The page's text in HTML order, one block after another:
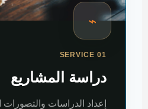
⌁
SERVICE 01
دراسة المشاريع
إعداد الدراسات والتصورات